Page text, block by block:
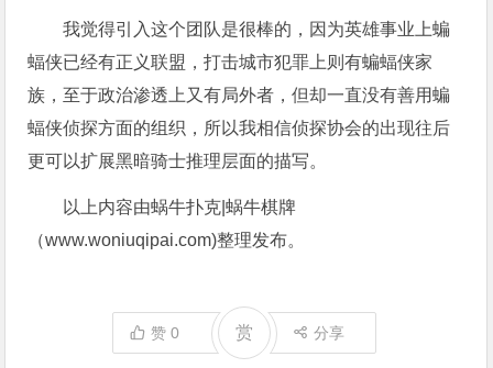
我觉得引入这个团队是很棒的，因为英雄事业上蝙
蝠侠已经有正义联盟，打击城市犯罪上则有蝙蝠侠家
族，至于政治渗透上又有局外者，但却一直没有善用蝙
蝠侠侦探方面的组织，所以我相信侦探协会的出现往后
更可以扩展黑暗骑士推理层面的描写。
以上内容由蜗牛扑克|蜗牛棋牌
（www.woniuqipai.com)整理发布。
赞0 赏 分享